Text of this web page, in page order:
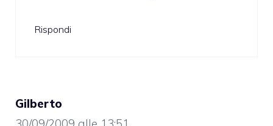
Rispondi
Gilberto